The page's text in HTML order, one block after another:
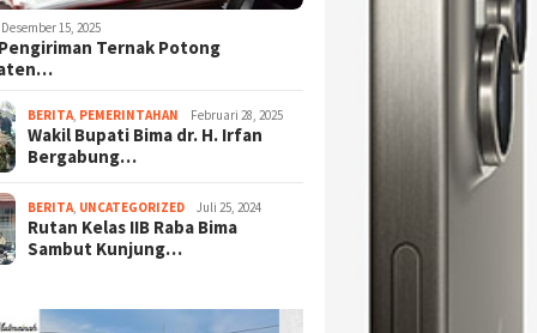
Desember 15, 2025
Ternak Potong
BERITA PEMERINTAHAN Februari 28, 2025
Wakil Bupati Bima dr. H. Irfan
Bergabung…
BERITA UNCATEGORIZED Juli 25, 2024
Rutan Kelas IIB Raba Bima
Sambut Kunjung…